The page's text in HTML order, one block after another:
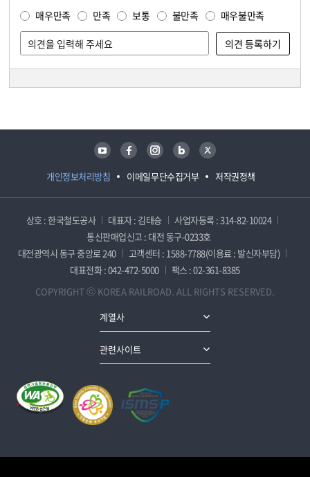
매우만족 만족 보통 불만족 매우불만족
개인정보처리방침 이메일무단수집거부 저작권정책
유튜브 페이스북 인스타그램 블로그 트위터
상호 : 한국철도공사 대표자 : 김태승
사업자등록 : 314-82-10024
통신판매업신고 : 대전 동구-0233호
대전광역시 동구 중앙로 240
고객센터 : 1588-7788(이용료 : 발신자부담)
대표전화 : 042-472-5000
팩스 : 02-361-8385
COPYRIGHT ⓒ KOREA RAILROAD. ALL RIGHTS RESERVED.
계열사
관련사이트